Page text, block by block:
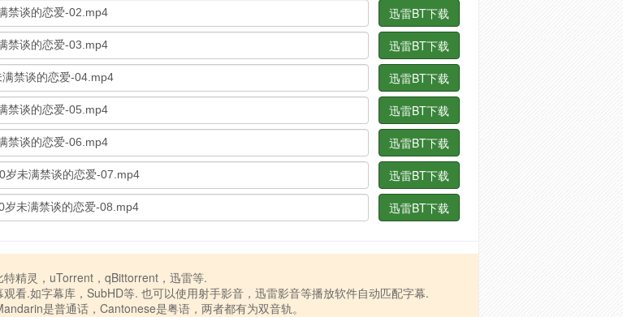
迅雷BT下载
迅雷BT下载
迅雷BT下载
迅雷BT下载
迅雷BT下载
迅雷BT下载
迅雷BT下载
精灵，uTorrent，qBittorrent，迅雷等.
看.如字幕库，SubHD等. 也可以使用射手影音，迅雷影音等播放软件自动匹配字幕.
是普通话，Cantonese是粤语，两者都有为双音轨。